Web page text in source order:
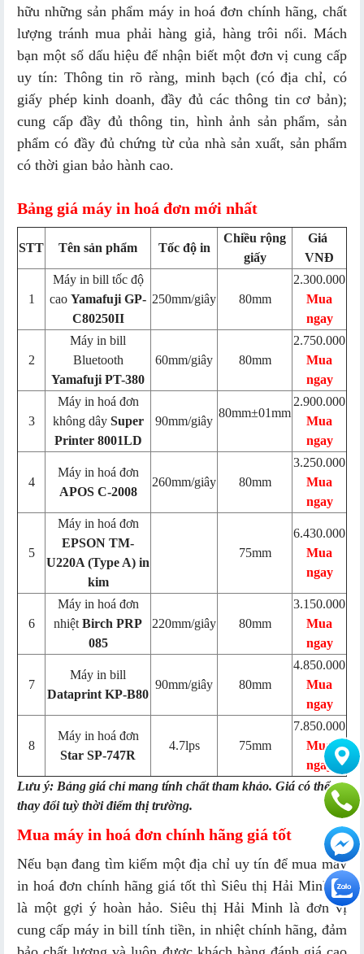
hữu những sản phẩm máy in hoá đơn chính hãng, chất
lượng tránh mua phải hàng giả, hàng trôi nổi. Mách
bạn một số dấu hiệu để nhận biết một đơn vị cung cấp
uy tín: Thông tin rõ ràng, minh bạch (có địa chỉ, có
giấy phép kinh doanh, đầy đủ các thông tin cơ bản);
cung cấp đầy đủ thông tin, hình ảnh sản phẩm, sản
phẩm có đầy đủ chứng từ của nhà sản xuất, sản phẩm
có thời gian bảo hành cao.
Bảng giá máy in hoá đơn mới nhất
STT Tên sản phẩm Tốc độ in
Chiều rộng
giấy
Giá
VNĐ
1
Máy in bill tốc độ
cao Yamafuji GP-
C80250II
250mm/giây 80mm
2.300.000
Mua
ngay
2
Máy in bill
Bluetooth
Yamafuji PT-380
60mm/giây 80mm
2.750.000
Mua
ngay
3
Máy in hoá đơn
không dây Super
Printer 8001LD
90mm/giây
80mm±01mm
2.900.000
Mua
ngay
4
Máy in hoá đơn
APOS C-2008
260mm/giây 80mm
3.250.000
Mua
ngay
5
Máy in hoá đơn
EPSON TM-
U220A (Type A) in
kim
75mm
6.430.000
Mua
ngay
6
Máy in hoá đơn
nhiệt Birch PRP
085
220mm/giây 80mm
3.150.000
Mua
ngay
7
Máy in bill
Dataprint KP-B80
90mm/giây 80mm
4.850.000
Mua
ngay
8
Máy in hoá đơn
Star SP-747R
4.7lps 75mm
7.850.000
Mua
ngay
Lưu ý: Bảng giá chỉ mang tính chất tham khảo. Giá có thể
thay đổi tuỳ thời điểm thị trường.
Mua máy in hoá đơn chính hãng giá tốt
Nếu bạn đang tìm kiếm một địa chỉ uy tín để mua máy
in hoá đơn chính hãng giá tốt thì Siêu thị Hải Minh sẽ
là một gợi ý hoàn hảo. Siêu thị Hải Minh là đơn vị
cung cấp máy in bill tính tiền, in nhiệt chính hãng, đảm